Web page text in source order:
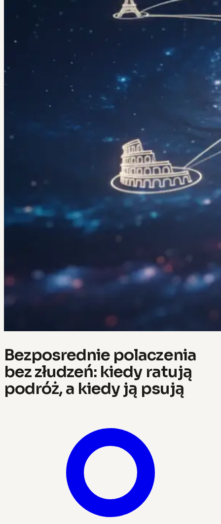
Bezposrednie polaczenia
bez złudzeń: kiedy ratują
podróż, a kiedy ją psują